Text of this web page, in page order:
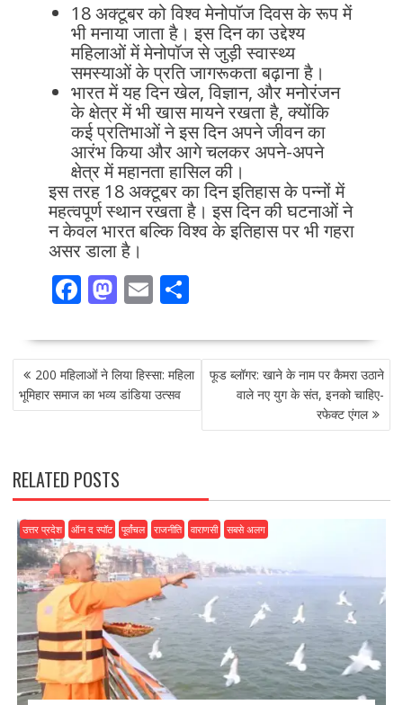
18 अक्टूबर को विश्व मेनोपॉज दिवस के रूप में
भी मनाया जाता है। इस दिन का उद्देश्य
महिलाओं में मेनोपॉज से जुड़ी स्वास्थ्य
समस्याओं के प्रति जागरूकता बढ़ाना है।
भारत में यह दिन खेल, विज्ञान, और मनोरंजन
के क्षेत्र में भी खास मायने रखता है, क्योंकि
कई प्रतिभाओं ने इस दिन अपने जीवन का
आरंभ किया और आगे चलकर अपने-अपने
क्षेत्र में महानता हासिल की।
इस तरह 18 अक्टूबर का दिन इतिहास के पन्नों में
महत्वपूर्ण स्थान रखता है। इस दिन की घटनाओं ने
न केवल भारत बल्कि विश्व के इतिहास पर भी गहरा
असर डाला है।
F
e
b
o
k
M
to
d
o
E
ai
l
S
ar
e
POST
NAVIGATION
200 महिलाओं ने लिया हिस्सा: महिला
भूमिहार समाज का भव्य डांडिया उत्सव
फूड ब्लॉगर: खाने के नाम पर कैमरा उठाने
वाले नए युग के संत, इनको चाहिए-
रफेक्ट एंगल
RELATED POSTS
उत्तर प्रदेश ऑन द स्पॉट पूर्वांचल राजनीति वाराणसी सबसे अलग